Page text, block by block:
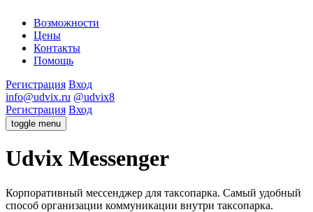
Возможности
Цены
Контакты
Помощь
Регистрация Вход
info@udvix.ru @udvix8
Регистрация Вход
toggle menu
Udvix Messenger
Корпоративный мессенджер для таксопарка. Самый удобный
способ организации коммуникации внутри таксопарка.